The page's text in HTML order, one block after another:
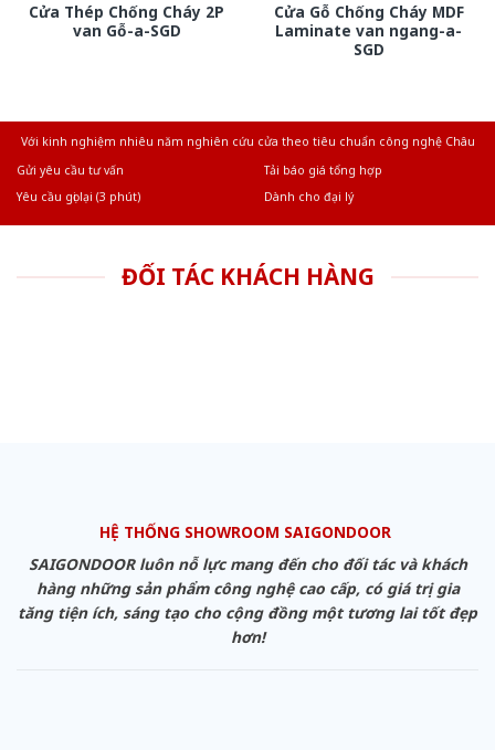
Cửa Thép Chống Cháy 2P
van Gỗ-a-SGD
Cửa Gỗ Chống Cháy MDF
Laminate van ngang-a-
SGD
Với kinh nghiệm nhiêu năm nghiên cứu cửa theo tiêu chuẩn công nghệ Châu
Gửi yêu cầu tư vấn
Tải báo giá tổng hợp
Yêu cầu gọi lại (3 phút)
Dành cho đại lý
ĐỐI TÁC KHÁCH HÀNG
HỆ THỐNG SHOWROOM SAIGONDOOR
SAIGONDOOR luôn nỗ lực mang đến cho đối tác và khách
hàng những sản phẩm công nghệ cao cấp, có giá trị gia
tăng tiện ích, sáng tạo cho cộng đồng một tương lai tốt đẹp
hơn!